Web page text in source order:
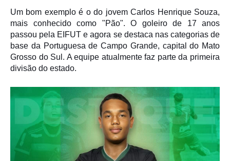
Um bom exemplo é o do jovem Carlos Henrique Souza,
mais conhecido como "Pão". O goleiro de 17 anos
passou pela EIFUT e agora se destaca nas categorias de
base da Portuguesa de Campo Grande, capital do Mato
Grosso do Sul. A equipe atualmente faz parte da primeira
divisão do estado.